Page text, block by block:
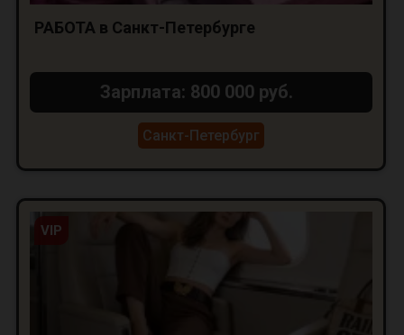
РАБОТА в Санкт-Петербурге
Зарплата: 800 000 руб.
Санкт-Петербург
VIP